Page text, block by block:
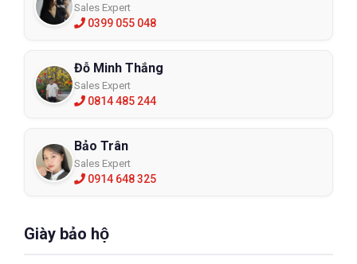
Sales Expert
0399 055 048
Đỗ Minh Thắng
Sales Expert
0814 485 244
Bảo Trân
Sales Expert
0914 648 325
Giày bảo hộ